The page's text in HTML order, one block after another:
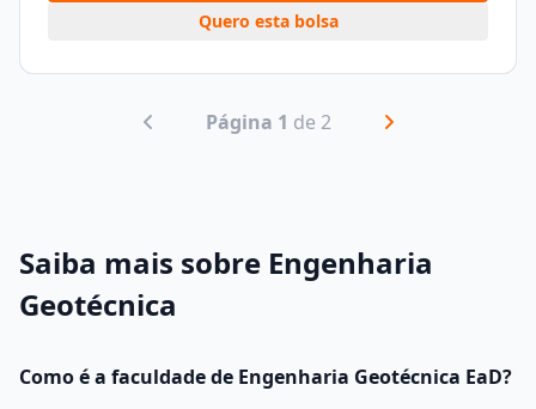
Quero esta bolsa
Página 1 de 2
Saiba mais sobre Engenharia
Geotécnica
Como é a faculdade de Engenharia Geotécnica EaD?